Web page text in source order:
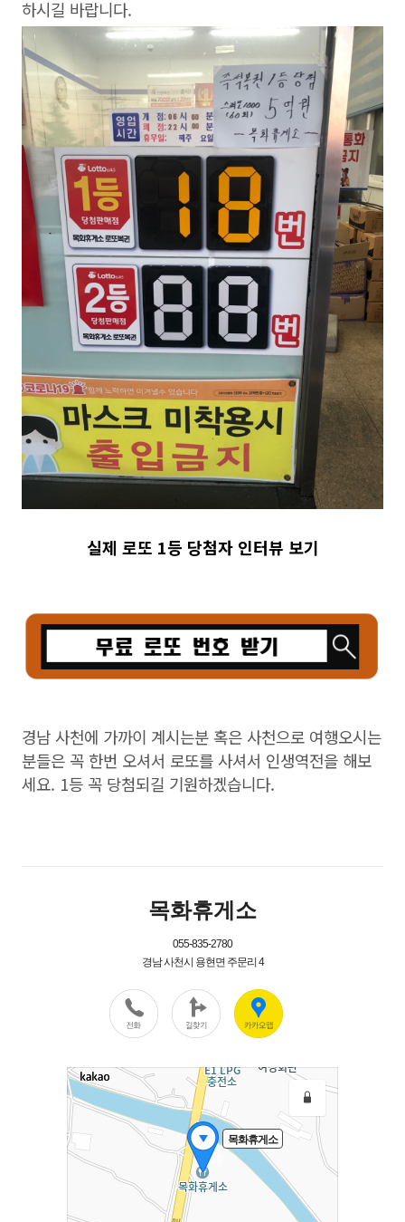
하시길 바랍니다.
실제 로또 1등 당첨자 인터뷰 보기
경남 사천에 가까이 계시는분 혹은 사천으로 여행오시는
분들은 꼭 한번 오셔서 로또를 사셔서 인생역전을 해보
세요. 1등 꼭 당첨되길 기원하겠습니다.